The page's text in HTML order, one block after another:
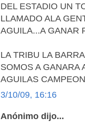
DEL ESTADIO UN
LLAMADO ALA
AGUILA...A GANAR
LA TRIBU LA
SOMOS A GANARA
AGUILAS CAMPEON
3/10/09, 16:16
Anónimo dijo...